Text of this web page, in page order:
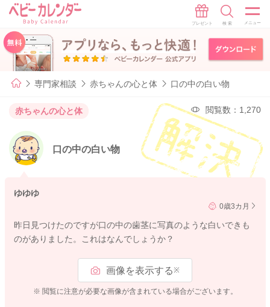
専門家相談 赤ちゃんの心と体 口の中の白い物
赤ちゃんの心と体 閲覧数：1,270
口の中の白い物
ゆゆゆ
0歳3カ月
昨日見つけたのですが口の中の歯茎に写真のような白いできも
のがありました。これはなんでしょうか？
画像を表示する※
※ 閲覧に注意が必要な画像が含まれている場合がございます。